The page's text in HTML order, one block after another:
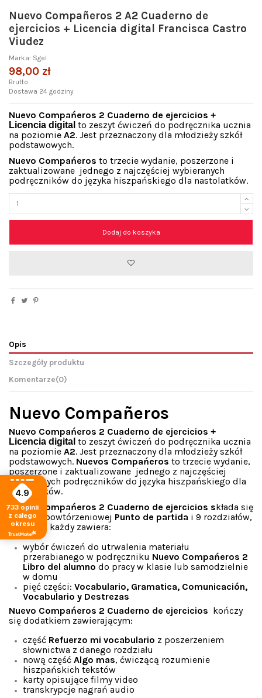
Nuevo Compañeros 2 A2 Cuaderno de
ejercicios + Licencia digital Francisca Castro
Viudez
Marka: Sgel
98,00 zł
Brutto
Dostawa 24 godziny
Nuevo Compańeros 2 Cuaderno de ejercicios +
Licencia digital to zeszyt ćwiczeń do podręcznika ucznia
na poziomie A2. Jest przeznaczony dla młodzieży szkół
podstawowych.
Nuevo Compańeros to trzecie wydanie, poszerzone i
zaktualizowane jednego z najczęściej wybieranych
podręczników do języka hiszpańskiego dla nastolatków.
Dodaj do koszyka
Opis
Szczegóły produktu
Komentarze(0)
Nuevo Compañeros
Nuevo Compańeros 2 Cuaderno de ejercicios +
Licencia digital to zeszyt ćwiczeń do podręcznika ucznia
na poziomie A2. Jest przeznaczony dla młodzieży szkół
podstawowych. Nuevos Compańeros to trzecie wydanie,
poszerzone i zaktualizowane jednego z najczęściej
wybieranych podręczników do języka hiszpańskiego dla
nastolatków.
Nuevo Compańeros 2 Cuaderno de ejercicios składa się
z części powtórzeniowej Punto de partida i 9 rozdziałów,
z których każdy zawiera:
wybór ćwiczeń do utrwalenia materiału
przerabianego w podręczniku Nuevo Compańeros 2
Libro del alumno do pracy w klasie lub samodzielnie
w domu
pięć części: Vocabulario, Gramatica, Comunicación,
Vocabulario y Destrezas
Nuevo Compańeros 2 Cuaderno de ejercicios kończy
się dodatkiem zawierającym:
część Refuerzo mi vocabulario z poszerzeniem
słownictwa z danego rozdziału
nową część Algo mas, ćwiczącą rozumienie
hiszpańskich tekstów
karty opisujące filmy video
transkrypcje nagrań audio
4.9
733 opinii
z całego
okresu